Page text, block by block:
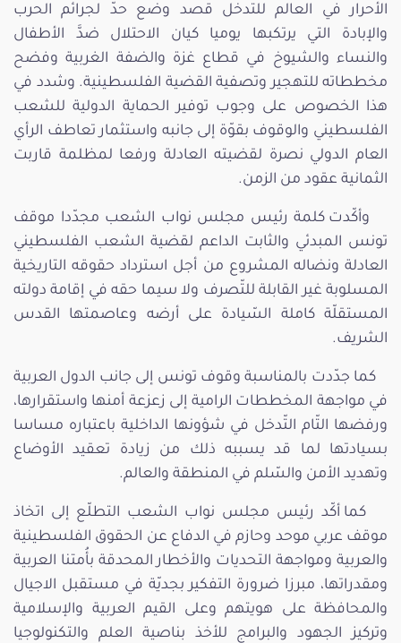
الأحرار في العالم للتدخل قصد وضع حدّ لجرائم الحرب
والإبادة التي يرتكبها يوميا كيان الاحتلال ضدَّ الأطفال
والنساء والشيوخ في قطاع غزة والضفة الغربية وفضح
مخططاته للتهجير وتصفية القضية الفلسطينية. وشدد في
هذا الخصوص على وجوب توفير الحماية الدولية للشعب
الفلسطيني والوقوف بقوّة إلى جانبه واستثمار تعاطف الرأي
العام الدولي نصرة لقضيته العادلة ورفعا لمظلمة قاربت
الثمانية عقود من الزمن.
وأكّدت كلمة رئيس مجلس نواب الشعب مجدّدا موقف
تونس المبدئي والثابت الداعم لقضية الشعب الفلسطيني
العادلة ونضاله المشروع من أجل استرداد حقوقه التاريخية
المسلوبة غير القابلة للتّصرف ولا سيما حقه في إقامة دولته
المستقلّة كاملة السّيادة على أرضه وعاصمتها القدس
الشريف.
كما جدّدت بالمناسبة وقوف تونس إلى جانب الدول العربية
في مواجهة المخططات الرامية إلى زعزعة أمنها واستقرارها،
ورفضها التّام التّدخل في شؤونها الداخلية باعتباره مساسا
بسيادتها لما قد يسببه ذلك من زيادة تعقيد الأوضاع
وتهديد الأمن والسّلم في المنطقة والعالم.
كما أكّد رئيس مجلس نواب الشعب التطلّع إلى اتخاذ
موقف عربي موحد وحازم في الدفاع عن الحقوق الفلسطينية
والعربية ومواجهة التحديات والأخطار المحدقة بأُمتنا العربية
ومقدراتها، مبرزا ضرورة التفكير بجديّة في مستقبل الاجيال
والمحافظة على هويتهم وعلى القيم العربية والإسلامية
وتركيز الجهود والبرامج للأخذ بناصية العلم والتكنولوجيا